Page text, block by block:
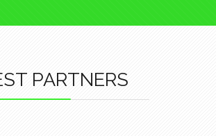
PARTNERS